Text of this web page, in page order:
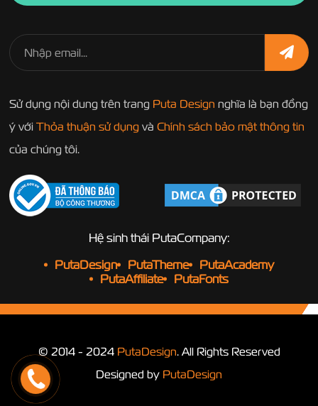
Sử dụng nội dung trên trang Puta Design nghĩa là bạn đồng
ý với Thỏa thuận sử dụngvà Chính sách bảo mật thông tin
của chúng tôi.
Hệ sinh thái PutaCompany:
PutaDesign
PutaTheme
PutaAcademy
PutaAffiliate
PutaFonts
© 2014 - 2024 PutaDesign . All Rights Reserved
Designed by PutaDesign